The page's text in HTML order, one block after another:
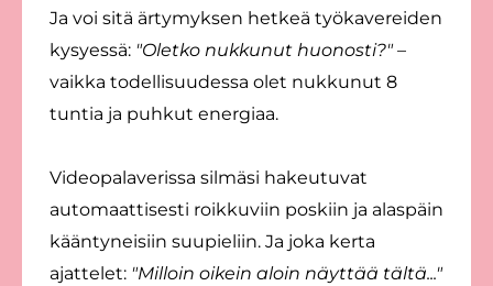
Ja voi sitä ärtymyksen hetkeä työkavereiden
kysyessä: "Oletko nukkunut huonosti?"–
vaikka todellisuudessa olet nukkunut 8
tuntia ja puhkut energiaa.
Videopalaverissa silmäsi hakeutuvat
automaattisesti roikkuviin poskiin ja alaspäin
kääntyneisiin suupieliin. Ja joka kerta
ajattelet: "Milloin oikein aloin näyttää tältä..."